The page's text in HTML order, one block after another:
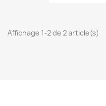
Affichage 1-2 de 2 article(s)